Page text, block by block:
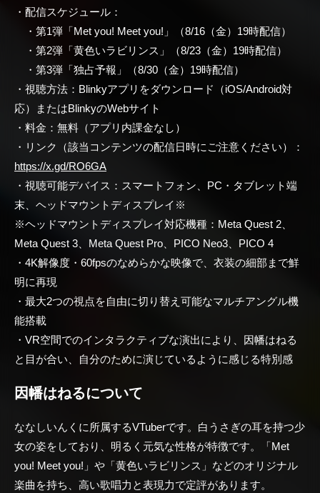
・配信スケジュール：
・第1弾「Met you! Meet you!」（8/16（金）19時配信）
・第2弾「黄色いラビリンス」（8/23（金）19時配信）
・第3弾「独占予報」（8/30（金）19時配信）
・視聴方法：Blinkyアプリをダウンロード（iOS/Android対
応）またはBlinkyのWebサイト
・料金：無料（アプリ内課金なし）
・リンク（該当コンテンツの配信日時にご注意ください）：
https://x.gd/RO6GA
・視聴可能デバイス：スマートフォン、PC・タブレット端
末、ヘッドマウントディスプレイ※
※ヘッドマウントディスプレイ対応機種：Meta Quest 2、
Meta Quest 3、Meta Quest Pro、PICO Neo3、PICO 4
・4K解像度・60fpsのなめらかな映像で、衣装の細部まで鮮
明に再現
・最大2つの視点を自由に切り替え可能なマルチアングル機
能搭載
・VR空間でのインタラクティブな演出により、因幡はねる
と目が合い、自分のために演じているように感じる特別感
因幡はねるについて
ななしいんくに所属するVTuberです。白うさぎの耳を持つ少
女の姿をしており、明るく元気な性格が特徴です。「Met
you! Meet you!」や「黄色いラビリンス」などのオリジナル
楽曲を持ち、高い歌唱力と表現力で定評があります。